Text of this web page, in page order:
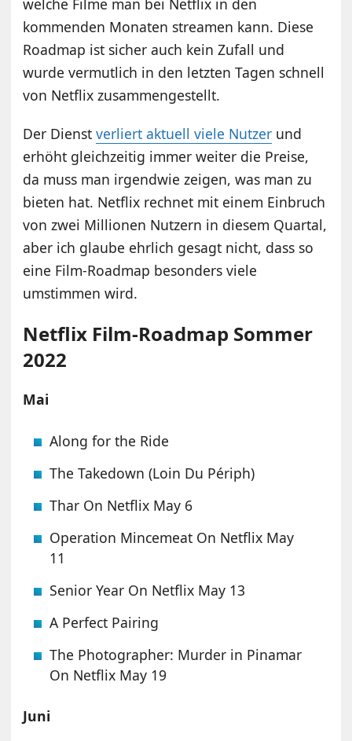
kommenden Monaten streamen kann. Diese
Roadmap ist sicher auch kein Zufall und
wurde vermutlich in den letzten Tagen schnell
von Netflix zusammengestellt.
Der Dienstverliert aktuell viele Nutzer und
erhöht gleichzeitig immer weiter die Preise,
da muss man irgendwie zeigen, was man zu
bieten hat. Netflix rechnet mit einem Einbruch
von zwei Millionen Nutzern in diesem Quartal,
aber ich glaube ehrlich gesagt nicht, dass so
eine Film-Roadmap besonders viele
umstimmen wird.
Netflix Film-Roadmap Sommer
2022
Mai
Along for the Ride
The Takedown (Loin Du Périph)
Thar On Netflix May 6
Operation Mincemeat On Netflix May
11
Senior Year On Netflix May 13
A Perfect Pairing
The Photographer: Murder in Pinamar
On Netflix May 19
Juni